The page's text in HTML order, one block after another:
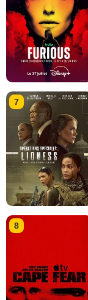
7
8